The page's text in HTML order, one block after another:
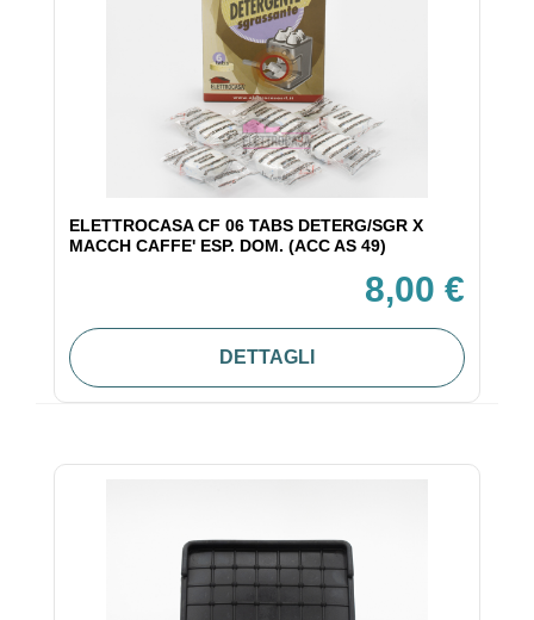
ELETTROCASA CF 06 TABS DETERG/SGR X
MACCH CAFFE' ESP. DOM. (ACC AS 49)
8,00 €
DETTAGLI